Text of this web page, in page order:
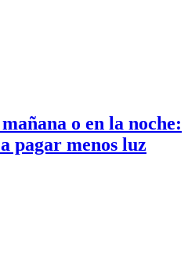
o en la noche:
pagar menos luz